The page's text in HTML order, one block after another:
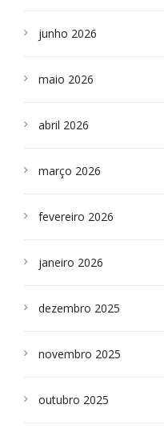
junho 2026
maio 2026
abril 2026
março 2026
fevereiro 2026
janeiro 2026
dezembro 2025
novembro 2025
outubro 2025